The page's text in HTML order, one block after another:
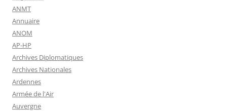
ANMT
Annuaire
ANOM
AP-HP
Archives Diplomatiques
Archives Nationales
Ardennes
Armée de l'Air
Auvergne